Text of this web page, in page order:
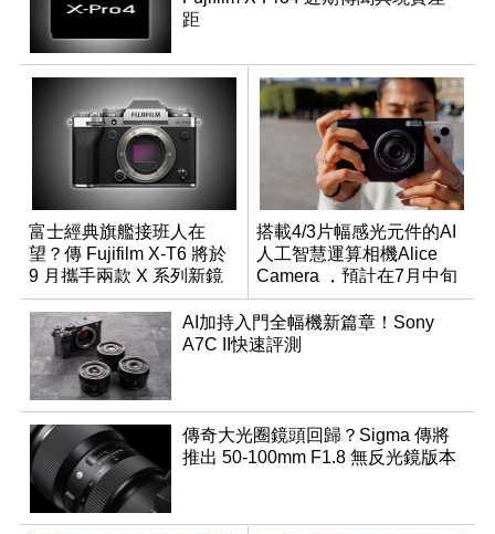
距
富士經典旗艦接班人在
望？傳 Fujifilm X-T6 將於
9 月攜手兩款 X 系列新鏡
頭登場
搭載4/3片幅感光元件的AI
人工智慧運算相機Alice
Camera ，預計在7月中旬
開始交貨！
AI加持入門全幅機新篇章！Sony
A7C II快速評測
傳奇大光圈鏡頭回歸？Sigma 傳將
推出 50-100mm F1.8 無反光鏡版本